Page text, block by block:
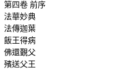
第四卷 前序
法華妙典
法傳迦葉
飯王得病
佛還覲父
殯送父王